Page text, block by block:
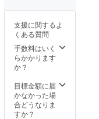
支援に関するよ
くある質問
手数料はいく
らかかります
か？
目標金額に届
かなかった場
合どうなりま
すか？